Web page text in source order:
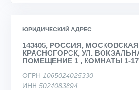
ЮРИДИЧЕСКИЙ АДРЕС
143405, РОССИЯ,
КРАСНОГОРСК, УЛ.
ПОМЕЩЕНИЕ 1 , КОМНАТЫ 1-
ОГРН 1065024025330
ИНН 5024083894